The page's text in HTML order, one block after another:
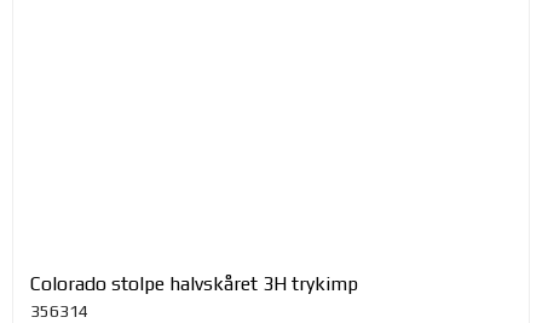
Colorado stolpe halvskåret 3H trykimp
356314